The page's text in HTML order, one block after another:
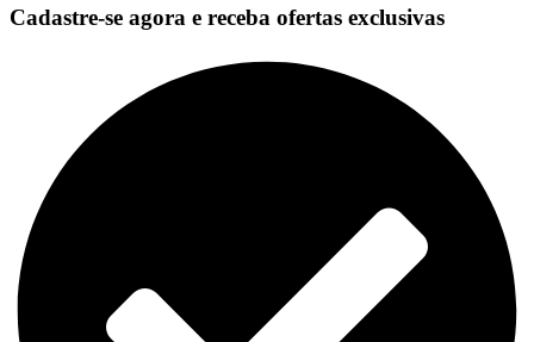
Cadastre-se agora e receba ofertas exclusivas